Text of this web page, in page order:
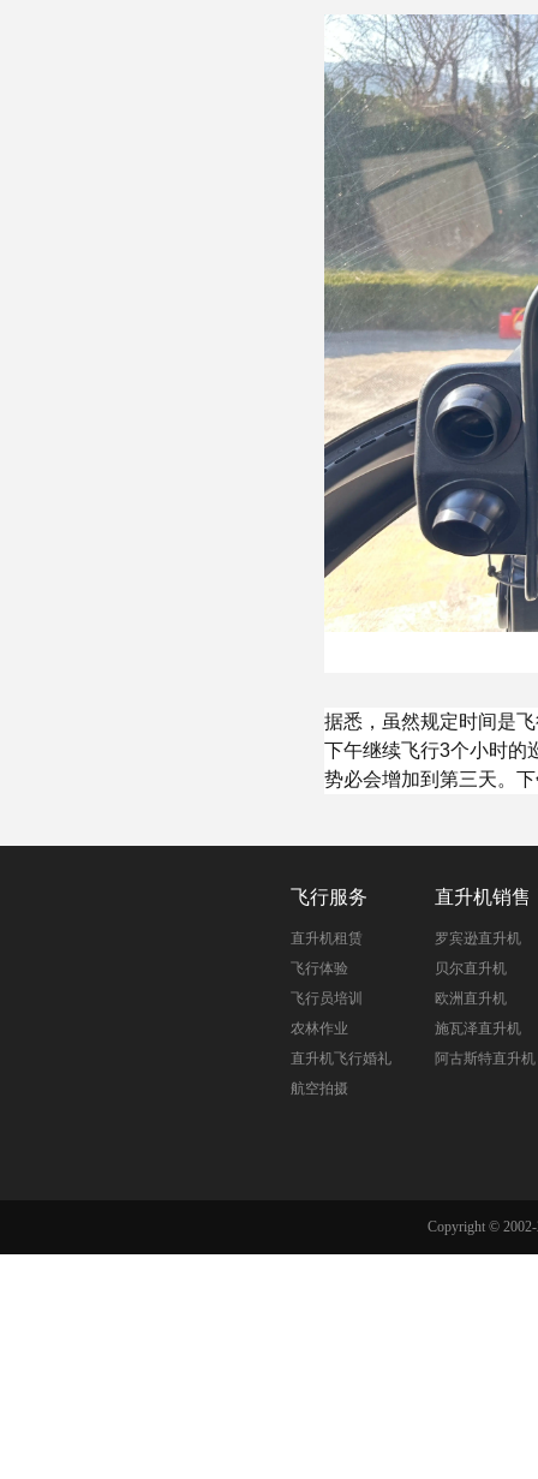
据悉，虽然规定时间是
下午继续飞行3个小时的
势必会增加到第三天。
飞行服务
直升机租赁
飞行体验
飞行员培训
农林作业
直升机飞行婚礼
航空拍摄
直升机销售
罗宾逊直升机
贝尔直升机
欧洲直升机
施瓦泽直升机
阿古斯特直升机
Copyright ©